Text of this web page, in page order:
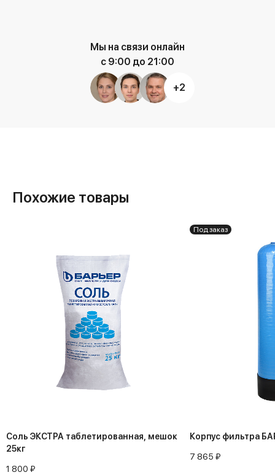
Мы на связи онлайн
с 9:00 до 21:00
+2
Похожие товары
Соль ЭКСТРА таблетированная, мешок
25кг
1 800 ₽
Корпус фильтра
7 865 ₽
Под заказ